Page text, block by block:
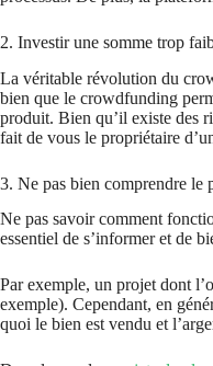
2. Investir une somme trop
La véritable révolution du
bien que le crowdfunding
produit. Bien qu’il existe des
fait de vous le propriétaire
3. Ne pas bien comprendre le
Ne pas savoir comment
essentiel de s’informer et de
Par exemple, un projet dont
exemple). Cependant, en
quoi le bien est vendu et